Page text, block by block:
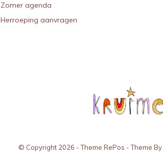
Zomer agenda
Herroeping aanvragen
© Copyright 2026 - Theme RePos - Theme By